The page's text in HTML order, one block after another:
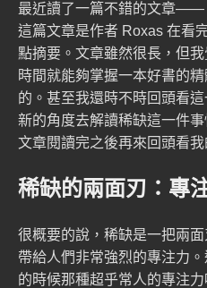
最近讀了一篇不錯的文章——
這篇文章是作者 Roxas 在看
點摘要。文章雖然很長，但
時間就能夠掌握一本好書的
的。甚至我還時不時回頭看
新的角度去解讀稀缺這一件
文章閱讀完之後再來回頭看我
稀缺的兩面刃：專
很概要的說，稀缺是一把兩
帶給人們非常強烈的專注力
的時候那種超乎常人的專注